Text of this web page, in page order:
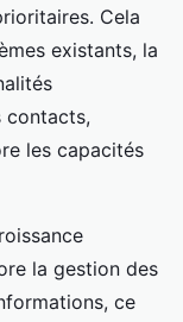
Cela
existants, la
contacts,
les capacités
la gestion des
ce